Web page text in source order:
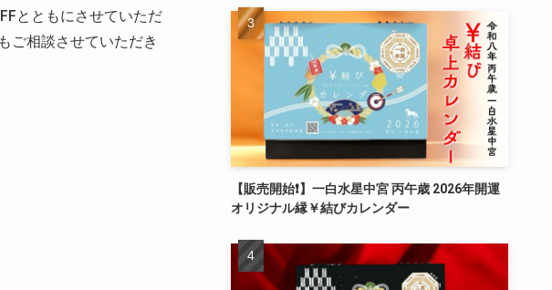
とともにさせていただ
ご相談させていただき
【販売開始❗️】一白水星中宮 丙午歳 2026年開運
オリジナル縁￥結びカレンダー